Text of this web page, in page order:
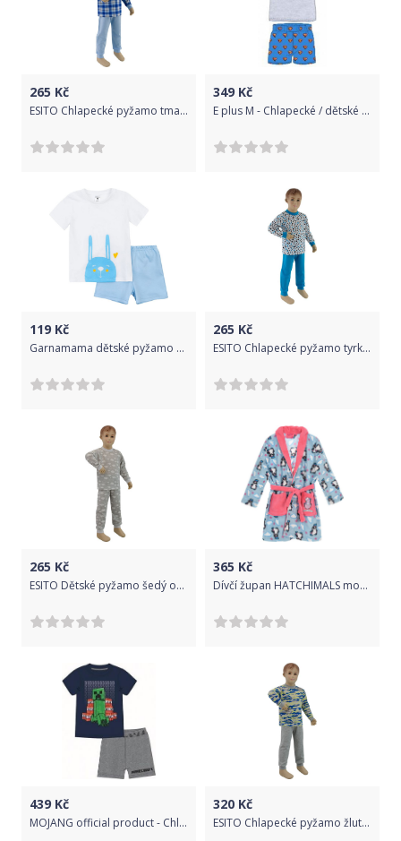
265 Kč
ESITO Chlapecké pyžamo tmavé modré kostky vel. 92 - 110, Barva tmavé modré kostky, Velikost 110
349 Kč
E plus M - Chlapecké / dětské letní pyžamo Superman - šedé / 100% bavlna 134
119 Kč
Garnamama dětské pyžamo s potiskem svítícím ve tmě Neon Summer 86 světle modrá/bílá
265 Kč
ESITO Chlapecké pyžamo tyrkysový puntík vel. 92 - 110, Barva tyrkysová puntík, Velikost 92
265 Kč
ESITO Dětské pyžamo šedý obláček vel. 80 - 110, Barva obláček šedá, Velikost 110
365 Kč
Dívčí župan HATCHIMALS modrý Velikost: 98
439 Kč
MOJANG official product - Chlapecké bavlněné letní pyžamo Minecraft Creeper TNT - tm. modré 128
320 Kč
ESITO Chlapecké pyžamo žlutý maskáč vel. 116, Barva maskáč modrá / žlutá, Velikost 116